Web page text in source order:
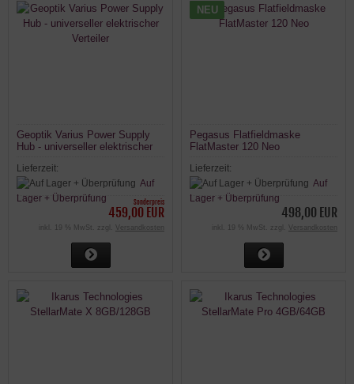
Geoptik Varius Power Supply
Hub - universeller elektrischer
Lieferzeit:
Auf
Lager + Überprüfung
Sonderpreis
459,00 EUR
inkl. 19 % MwSt. zzgl. Versandkosten
NEU
Pegasus Flatfieldmaske
FlatMaster 120 Neo
Lieferzeit:
Auf
Lager + Überprüfung
498,00 EUR
inkl. 19 % MwSt. zzgl. Versandkosten